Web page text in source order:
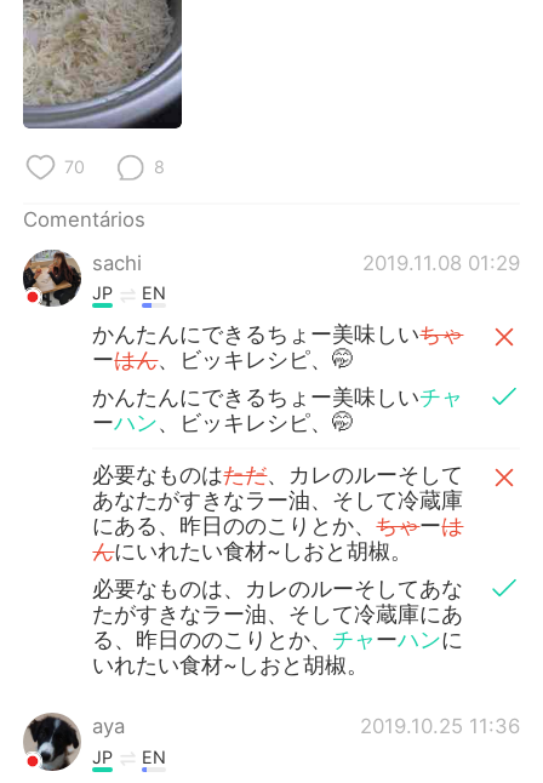
70 8
Comentários
sachi
2019.11.08 01:29
JP EN
かんたんにできるちょー美味しいちゃ
ーはん、ビッキレシピ、🤭
かんたんにできるちょー美味しいチャ
ーハン、ビッキレシピ、🤭
必要なものはただ、カレのルーそして
あなたがすきなラー油、そして冷蔵庫
にある、昨日ののこりとか、ちゃーは
んにいれたい食材~しおと胡椒。
必要なものは、カレのルーそしてあな
たがすきなラー油、そして冷蔵庫にあ
る、昨日ののこりとか、 チャーハンに
いれたい食材~しおと胡椒。
aya 2019.10.25 11:36
JP EN